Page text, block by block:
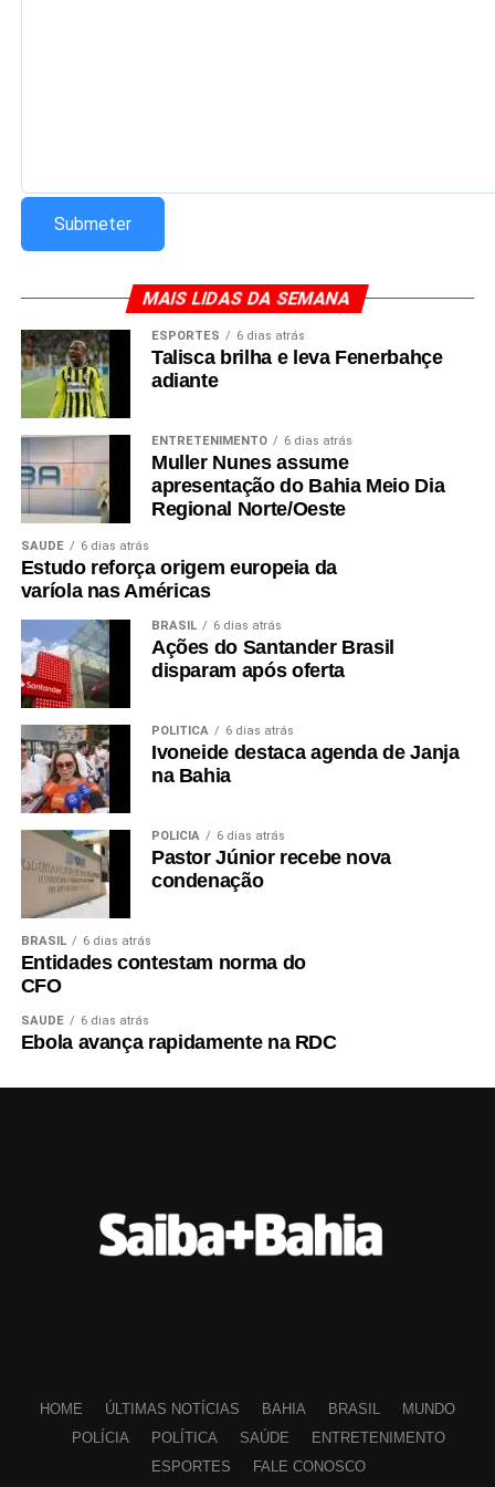
MAIS LIDAS DA SEMANA
ESPORTES 6 dias atrás
Talisca brilha e leva Fenerbahçe
adiante
ENTRETENIMENTO 6 dias atrás
Muller Nunes assume
apresentação do Bahia Meio Dia
Regional Norte/Oeste
SAÚDE 6 dias atrás
Estudo reforça origem europeia da
varíola nas Américas
BRASIL 6 dias atrás
Ações do Santander Brasil
disparam após oferta
POLÍTICA 6 dias atrás
Ivoneide destaca agenda de Janja
na Bahia
POLÍCIA 6 dias atrás
Pastor Júnior recebe nova
condenação
BRASIL 6 dias atrás
Entidades contestam norma do
CFO
SAÚDE 6 dias atrás
Ebola avança rapidamente na RDC
HOME ÚLTIMAS NOTÍCIAS BAHIA BRASIL
MUNDO
POLÍCIA
POLÍTICA SAÚDE
ENTRETENIMENTO
ESPORTES
FALE CONOSCO